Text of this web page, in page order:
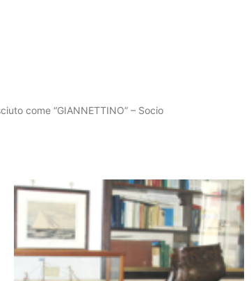
come “GIANNETTINO” – Socio